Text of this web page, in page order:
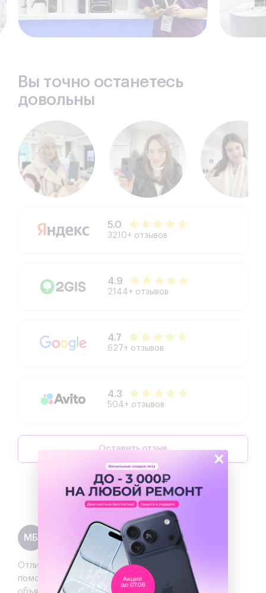
Вы точно останетесь
довольны
5.0
3210+ отзывов
4.9
2144+ отзывов
4.7
627+ отзывов
4.3
504+ отзывов
Оставить отзыв
Написать директору
МБ
Максим Богинич
Отзывна 2ГИС
Отличный сервис!!! забронировал приехал мне
помогли с выбором все оперативно и отлично
×